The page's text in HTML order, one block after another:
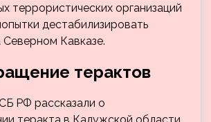
террористических организаций
дестабилизировать
Кавказе.
терактов
РФ рассказали о